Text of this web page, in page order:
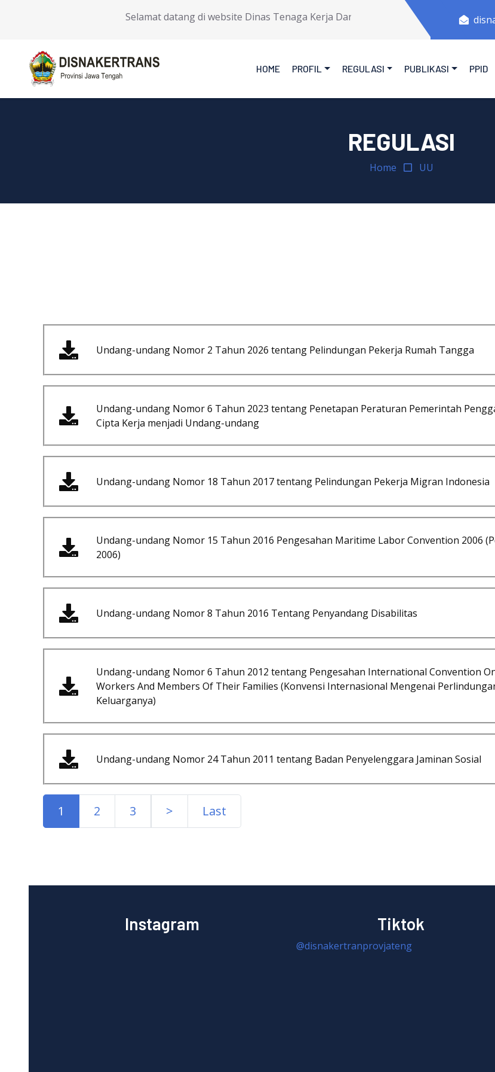
Selamat datang di website Dinas Tenaga Kerja Dan Transmigrasi Provinsi Jawa
HOME PROFIL REGULASI PUBLIKASI PPID
REGULASI
Home UU
Undang-undang Nomor 2 Tahun 2026 tentang Pelindungan Pekerja Rumah Tangga
Undang-undang Nomor 6 Tahun 2023 tentang Penetapan Peraturan Pemerintah
Cipta Kerja menjadi Undang-undang
Undang-undang Nomor 18 Tahun 2017 tentang Pelindungan Pekerja Migran Indonesia
Undang-undang Nomor 15 Tahun 2016 Pengesahan Maritime Labor Convention 2006
2006)
Undang-undang Nomor 8 Tahun 2016 Tentang Penyandang Disabilitas
Undang-undang Nomor 6 Tahun 2012 tentang Pengesahan International Convention
Workers And Members Of Their Families (Konvensi Internasional Mengenai
Keluarganya)
Undang-undang Nomor 24 Tahun 2011 tentang Badan Penyelenggara Jaminan Sosial
1 2 3 > Last
Instagram Tiktok
@disnakertranprovjateng